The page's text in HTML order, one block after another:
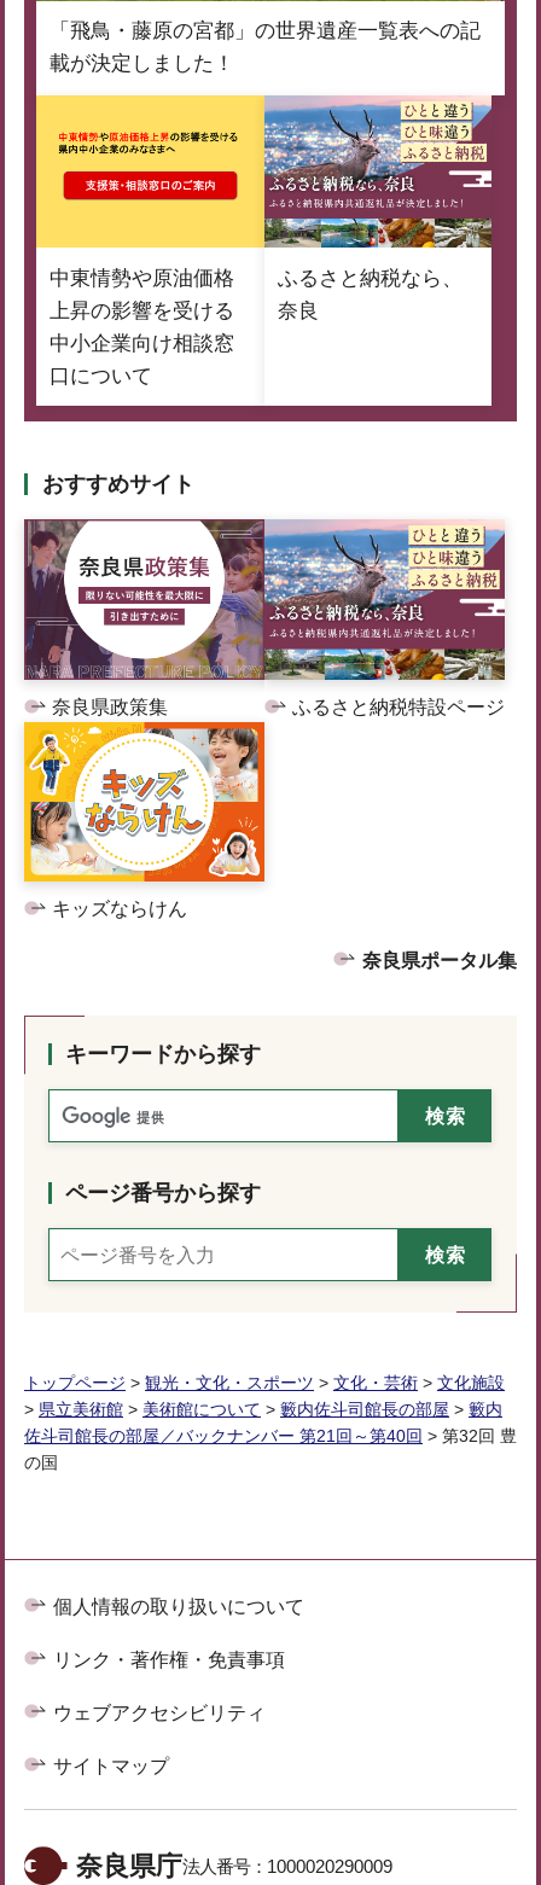
「飛鳥・藤原の宮都」の世界遺産一覧表への記
載が決定しました！
中東情勢や原油価格
上昇の影響を受ける
中小企業向け相談窓
口について
ふるさと納税なら、
奈良
おすすめサイト
奈良県政策集 ふるさと納税特設ページ
キッズならけん
奈良県ポータル集
キーワードから探す
ページ番号から探す
トップページ > 観光・文化・スポーツ > 文化・芸術 > 文化施設
> 県立美術館 > 美術館について > 籔内佐斗司館長の部屋 > 籔内
佐斗司館長の部屋／バックナンバー 第21回～第40回 > 第32回 豊
の国
個人情報の取り扱いについて
リンク・著作権・免責事項
ウェブアクセシビリティ
サイトマップ
奈良県庁法人番号： 1000020290009